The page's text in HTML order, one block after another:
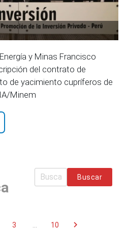
y Minas Francisco
del contrato de
de yacimiento cupríferos de
Minem
Buscar
3 10 chevron_right